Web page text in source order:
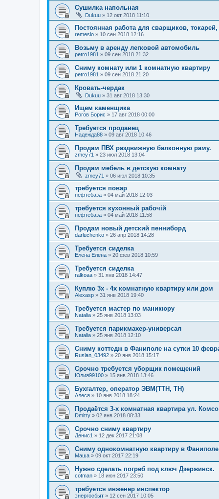
Сушилка напольная
Dukuu » 12 окт 2018 11:10
Постоянная работа для сварщиков, токарей,
remeslo » 10 сен 2018 12:16
Возьму в аренду легковой автомобиль
petro1981 » 09 сен 2018 21:32
Сниму комнату или 1 комнатную квартиру
petro1981 » 09 сен 2018 21:20
Кровать-чердак
Dukuu » 31 авг 2018 13:30
Ищем каменщика
Рогов Борис » 17 авг 2018 00:00
Требуется продавец
Надежда88 » 09 авг 2018 10:46
Продам ПВХ раздвижную балконную раму.
zmey71 » 23 июл 2018 13:04
Продам мебель в детскую комнату
zmey71 » 06 июл 2018 10:35
требуется повар
нефтебаза » 04 май 2018 12:03
требуется кухонный рабочій
нефтебаза » 04 май 2018 11:58
Продам новый детский пенниборд
darluchenko » 26 апр 2018 14:28
Требуется сиделка
Елена Елена » 20 фев 2018 10:59
Требуется сиделка
ralkoaa » 31 янв 2018 14:47
Куплю 3х - 4х комнатную квартиру или дом
Alexasp » 31 янв 2018 19:40
Требуется мастер по маникюру
Natalia » 25 янв 2018 13:03
Требуется парикмахер-универсал
Natalia » 25 янв 2018 12:10
Сниму коттедж в Фаниполе на сутки 10
Ruslan_03492 » 20 янв 2018 15:17
Срочно требуется уборщик помещений
Юлия99100 » 15 янв 2018 13:46
Бухгалтер, оператор ЭВМ(ТТН, ТН)
Алеся » 10 янв 2018 18:24
Продаётся 3-х комнатная квартира ул.
Dmitry » 02 янв 2018 08:33
Срочно сниму квартиру
Денис1 » 12 дек 2017 21:08
Сниму однокомнатную квартиру в
Маша » 09 окт 2017 22:19
Нужно сделать погреб под ключ Дзержинск.
cotman » 18 июн 2017 23:50
требуется инженер инспектор
энергосбыт » 12 сен 2017 10:05